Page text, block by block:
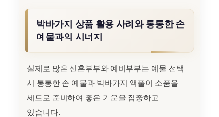
박바가지 상품 활용 사례와 통통한 손
예물과의 시너지
실제로 많은 신혼부부와 예비부부는 예물 선택
시 통통한 손 예물과 박바가지 액풀이 소품을
세트로 준비하여 좋은 기운을 집중하고
있습니다.